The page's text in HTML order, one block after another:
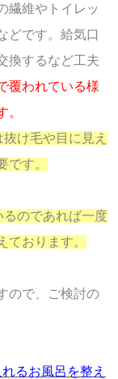
繊維やトイレッ
どです。給気口
換するなど工夫
覆われている様
。
け毛や目に見え
です。
るのであれば一度
ております。
ので、ご検討の
るお風呂を整え